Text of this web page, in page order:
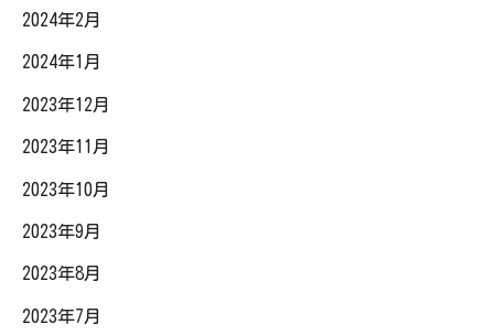
2024年2月
2024年1月
2023年12月
2023年11月
2023年10月
2023年9月
2023年8月
2023年7月